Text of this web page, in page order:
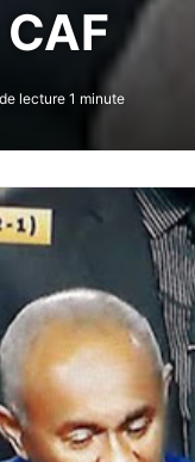
lecture 1 minute